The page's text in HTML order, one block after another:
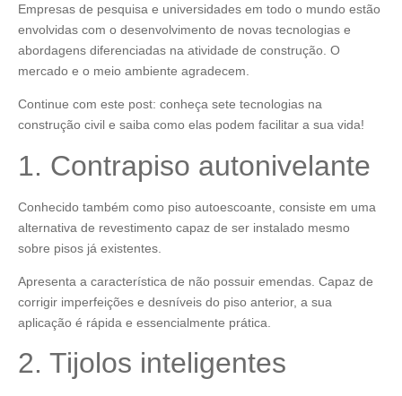
Empresas de pesquisa e universidades em todo o mundo estão
envolvidas com o desenvolvimento de novas tecnologias e
abordagens diferenciadas na atividade de construção. O
mercado e o meio ambiente agradecem.
Continue com este post: conheça sete tecnologias na
construção civil e saiba como elas podem facilitar a sua vida!
1. Contrapiso autonivelante
Conhecido também como piso autoescoante, consiste em uma
alternativa de revestimento capaz de ser instalado mesmo
sobre pisos já existentes.
Apresenta a característica de não possuir emendas. Capaz de
corrigir imperfeições e desníveis do piso anterior, a sua
aplicação é rápida e essencialmente prática.
2. Tijolos inteligentes